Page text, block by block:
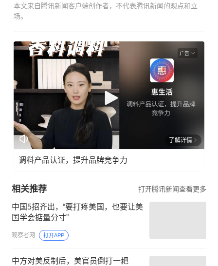
本文来自腾讯新闻客户端创作者，不代表腾讯新闻的观点和立
场。
广告
了解详情
调料产品认证，提升品牌竞争力
相关推荐 打开腾讯新闻查看更多
中国5招齐出，“要打疼美国，也要让美
国学会掂量分寸”
观察者网 打开APP
中方对美反制后，美官员倒打一耙